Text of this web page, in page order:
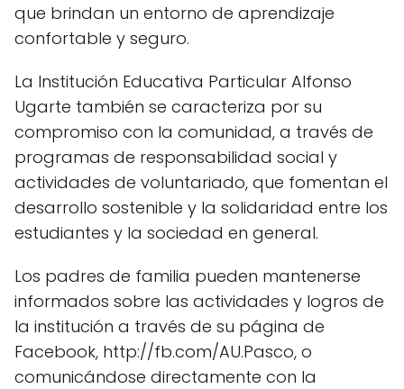
que brindan un entorno de aprendizaje
confortable y seguro.
La Institución Educativa Particular Alfonso
Ugarte también se caracteriza por su
compromiso con la comunidad, a través de
programas de responsabilidad social y
actividades de voluntariado, que fomentan el
desarrollo sostenible y la solidaridad entre los
estudiantes y la sociedad en general.
Los padres de familia pueden mantenerse
informados sobre las actividades y logros de
la institución a través de su página de
Facebook, http://fb.com/AU.Pasco, o
comunicándose directamente con la